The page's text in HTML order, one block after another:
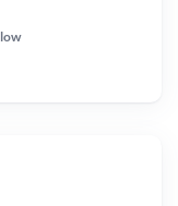
low